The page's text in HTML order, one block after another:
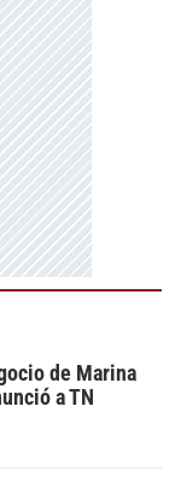
de Marina
a TN